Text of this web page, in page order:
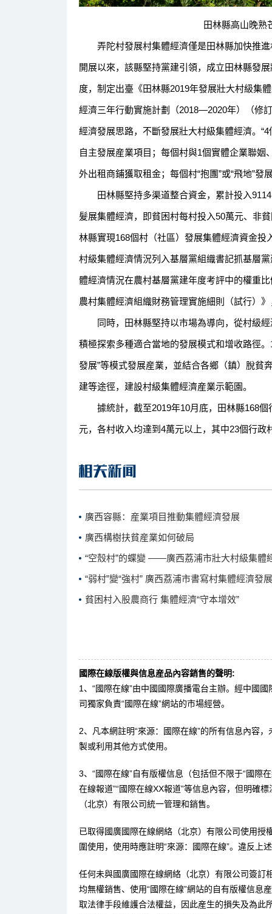
田林縣高山晚熟
弄陀村發展村集體經濟僅是田林縣加快推進
開展以來，該縣堅持黨建引領，成立田林縣發
度，制定出臺《田林縣2019年發展壯大村級集
經濟三年行動實施計劃（2018—2020年）（修
經濟發展思路，不斷發展壯大村級集體經濟。
自主發展産業項目；每個村與1個實體企業聯
外出租商鋪獲取租金；每個村“抱團”或“飛地”發
田林縣堅持多渠道整合資金，累計投入
髮展集體經濟，即貧困村每村投入50萬元、非
林縣實現168個村（社區）發展集體經濟資金
村級集體經濟情況列入基層黨組織書記抓基層
體經濟情況在農村基層黨建年度考評中的權重
農村集體經濟組織財務管理實施細則（試行）
同時，田林縣堅持以市場為導向，從村級經
積極探索多種適合當地的發展模式和增收路徑。
發展”等模式發展産業，並結合各鄉（鎮）脫貧
建等途徑，建設村級集體經濟産業示範園。
據統計，截至2019年10月底，田林縣168個
元，各村收入均達到4萬元以上，其中23個行政
廣西容縣：産業項目推動集體經濟發展
廣西構樹扶貧産業如何破局
“空殼村”的蝶變 ——廣西荔浦市壯大村級集體
“弱村”變“強村” 廣西荔浦市書寫村集體經濟發
貧困村入股農商行 集體經濟“守本增效”
國際在線版權與信息産品內容銷售的聲明:
1、“國際在線”由中國國際廣播電台主辦。經中國
司獨家負責“國際在線”網站的市場經營。
2、凡本網註明“來源：國際在線”的所有信息內容
製或利用其他方式使用。
3、“國際在線”自有版權信息（包括但不限于“國際
在線報道”“國際在線XX報道”等信息內容，但明確
（北京）有限公司統一管理和銷售。
已取得國廣國際在線網絡（北京）有限公司使用
圍使用，使用時應註明“來源：國際在線”。違反上
任何未與國廣國際在線網絡（北京）有限公司簽訂
均無權銷售、使用“國際在線”網站的自有版權信息
取法律手段維護合法權益，因此産生的損失及為此